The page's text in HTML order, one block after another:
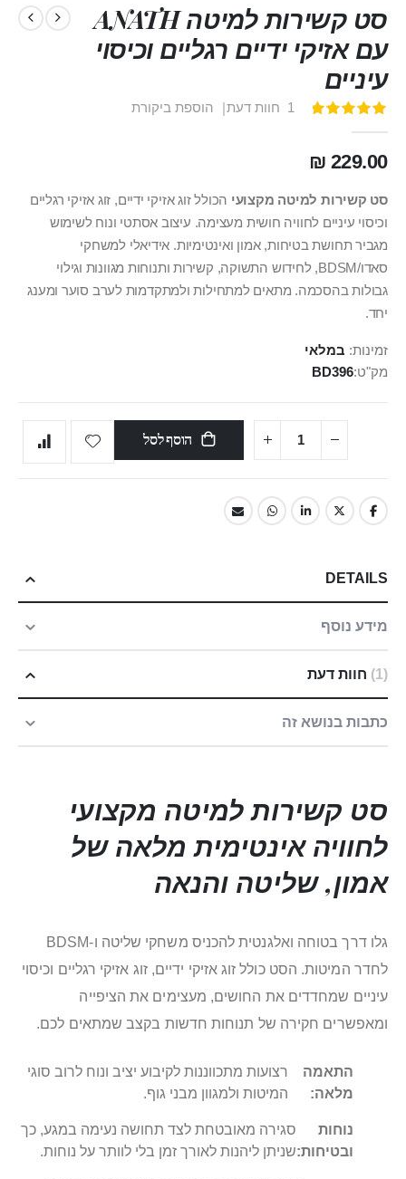
סט קשירות למיטה ANATH
עם אזיקי ידיים רגליים וכיסוי
עיניים
דירוג:
1 חוות דעת הוספת ביקורת
229.00 ₪
סט קשירות למיטה מקצועי הכולל זוג אזיקי ידיים, זוג אזיקי רגליים
וכיסוי עיניים לחוויה חושית מעצימה. עיצוב אסתטי ונוח לשימוש
מגביר תחושת בטיחות, אמון ואינטימיות. אידיאלי למשחקי
סאדו/BDSM, לחידוש התשוקה, קשירות ותנוחות מגוונות וגילוי
גבולות בהסכמה. מתאים למתחילות ולמתקדמות לערב סוער ומענג
יחד.
זמינות: במלאי
מק"ט BD396
הוסף לסל
DETAILS
מידע נוסף
1 חוות דעת
כתבות בנושא זה
סט קשירות למיטה מקצועי
לחוויה אינטימית מלאה של
אמון, שליטה והנאה
גלו דרך בטוחה ואלגנטית להכניס משחקי שליטה ו‑BDSM
לחדר המיטות. הסט כולל זוג אזיקי ידיים, זוג אזיקי רגליים וכיסוי
עיניים שמחדדים את החושים, מעצימים את הציפייה
ומאפשרים חקירה של תנוחות חדשות בקצב שמתאים לכם.
התאמה
מלאה:
רצועות מתכווננות לקיבוע יציב ונוח לרוב סוגי
המיטות ולמגוון מבני גוף.
נוחות
ובטיחות:
סגירה מאובטחת לצד תחושה נעימה במגע, כך
שניתן ליהנות לאורך זמן בלי לוותר על נוחות.